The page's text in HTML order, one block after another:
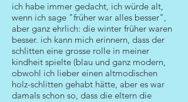
ich habe immer gedacht, ich würde alt,
wenn ich sage "früher war alles besser",
aber ganz ehrlich: die winter früher waren
besser. ich kann mich erinnern, dass der
schlitten eine grosse rolle in meiner
kindheit spielte (blau und ganz modern,
obwohl ich lieber einen altmodischen
holz-schlitten gehabt hätte, aber es war
damals schon so, dass die eltern die